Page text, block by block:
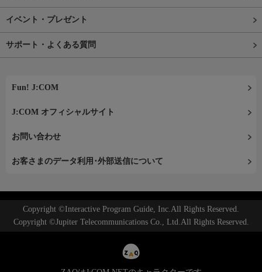
イベント・プレゼント
サポート・よくある質問
Fun! J:COM
J:COM オフィシャルサイト
お問い合わせ
お客さまのデータ利用･外部送信について
Copyright ©Interactive Program Guide, Inc.All Rights Reserved.
Copyright ©Jupiter Telecommunications Co., Ltd.All Rights Reserved.